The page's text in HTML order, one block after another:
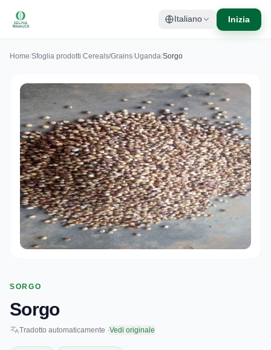
Italiano Inizia
Home/Sfoglia prodotti/Cereals/Grains/Uganda/Sorgo
SORGO
Sorgo
Tradotto automaticamente ·Vedi originale